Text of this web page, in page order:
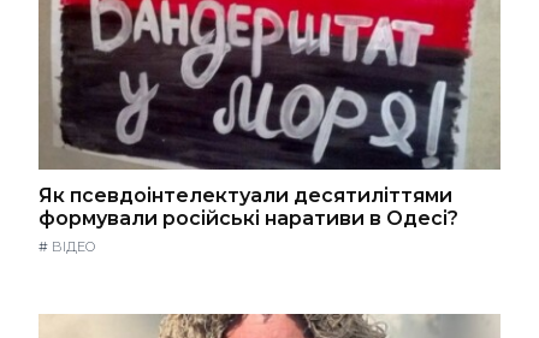
Як псевдоінтелектуали десятиліттями
формували російські наративи в Одесі?
# ВІДЕО